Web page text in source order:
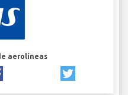
aerolíneas